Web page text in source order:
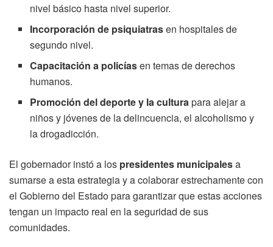
nivel básico hasta nivel superior.
Incorporación de psiquiatrasen hospitales de
segundo nivel.
Capacitación a policíasen temas de derechos
humanos.
Promoción del deporte y la culturapara alejar a
niños y jóvenes de la delincuencia, el alcoholismo y
la drogadicción.
El gobernador instó a los presidentes municipalesa
sumarse a esta estrategia y a colaborar estrechamente con
el Gobierno del Estado para garantizar que estas acciones
tengan un impacto real en la seguridad de sus
comunidades.